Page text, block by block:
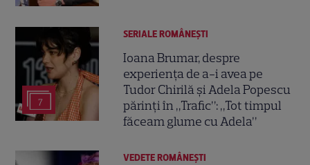
7
SERIALE ROMÂNEŞTI
Ioana Brumar, despre
experiența de a-i avea pe
Tudor Chirilă și Adela Popescu
părinți în „Trafic”: „Tot timpul
făceam glume cu Adela”
VEDETE ROMÂNEŞTI